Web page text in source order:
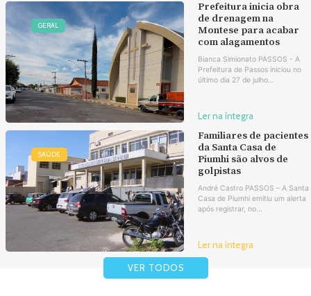
GERAL
Prefeitura inicia obra
de drenagem na
Montese para acabar
com alagamentos
Bianca Simionato PASSOS - A
Prefeitura de Passos iniciou no
último dia 27 de julho...
Ler na íntegra
SAÚDE
Familiares de pacientes
da Santa Casa de
Piumhi são alvos de
golpistas
André Castro PASSOS – A Santa
Casa de Piumhi emitiu um alerta
após registrar, no...
Ler na íntegra
VER TODOS